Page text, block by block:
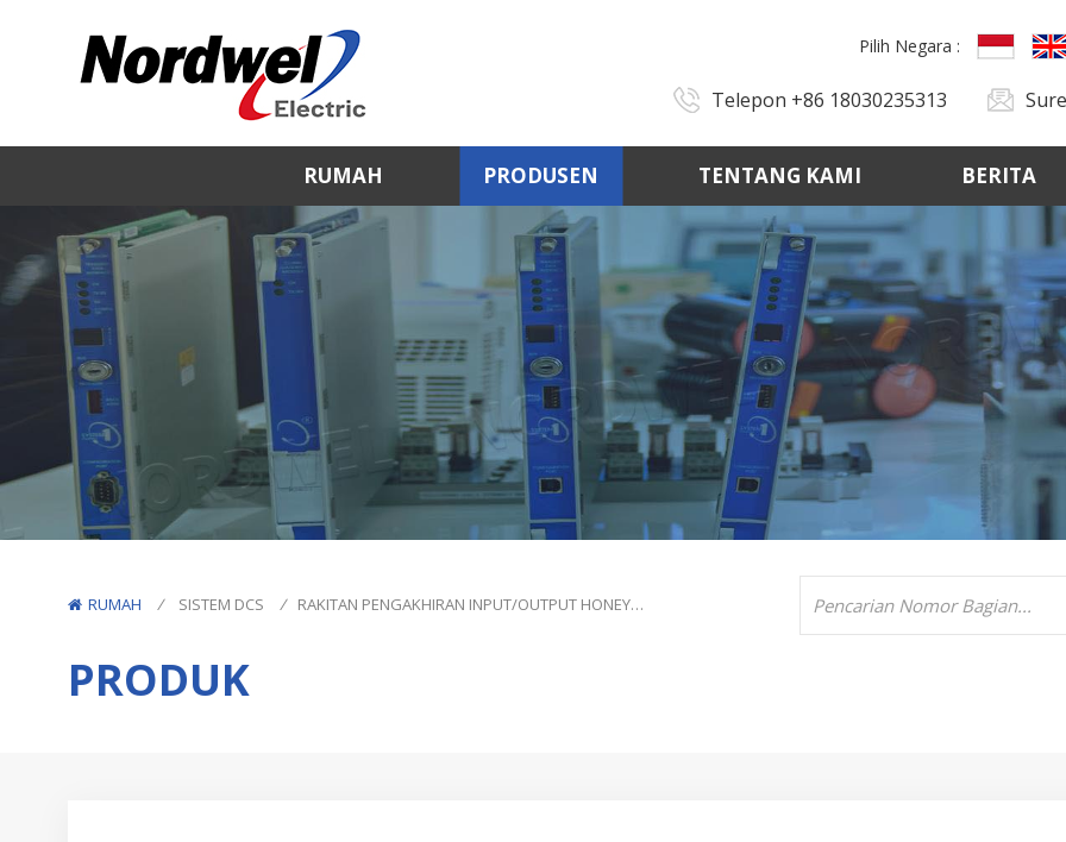
Pilih Negara :
Telepon +86 18030235313
RUMAH PRODUSEN TENTANG KAMI BERITA
RUMAH / SISTEM DCS / RAKITAN PENGAKHIRAN INPUT/OUTPUT HONEYWELL 8U-PAIMA1
PRODUK